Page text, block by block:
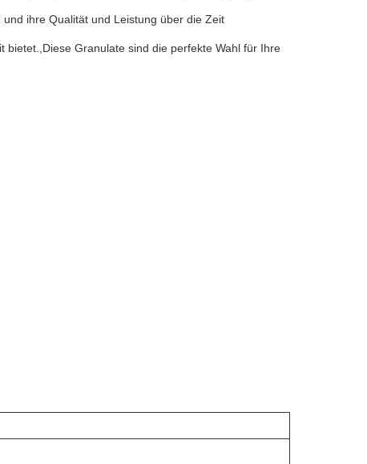
ihre Qualität und Leistung über die Zeit
Granulate sind die perfekte Wahl für Ihre